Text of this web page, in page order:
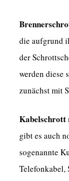
die aufgrund
der
werden diese
zunächst mit
Kabelschrott
gibt es auch
sogenannte
Telefonkabel,